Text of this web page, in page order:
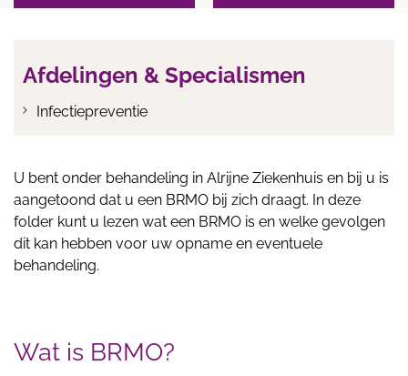
Afdelingen & Specialismen
Infectiepreventie
U bent onder behandeling in Alrijne Ziekenhuis en bij u is
aangetoond dat u een BRMO bij zich draagt. In deze
folder kunt u lezen wat een BRMO is en welke gevolgen
dit kan hebben voor uw opname en eventuele
behandeling.
Wat is BRMO?